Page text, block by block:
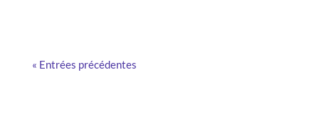
« Entrées précédentes